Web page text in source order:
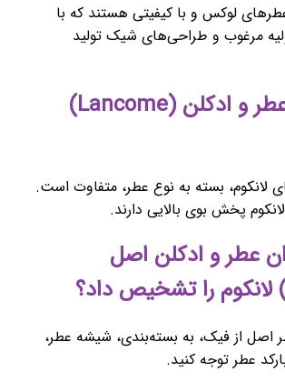
لوکس و با کیفیتی هستند که با
مرغوب و طراحی‌های شیک تولید
پخش بوی عطر و ادکلن (Lancome)
بسته به نوع عطر، متفاوت است.
پخش بوی بالایی دارند.
عطر و ادکلن اصل
از فیک، به بسته‌بندی، شیشه عطر،
عطر توجه کنید.